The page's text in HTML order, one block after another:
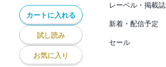
カートに入れる
試し読み
お気に入り
レーベル・掲載誌
新着・配信予定
セール